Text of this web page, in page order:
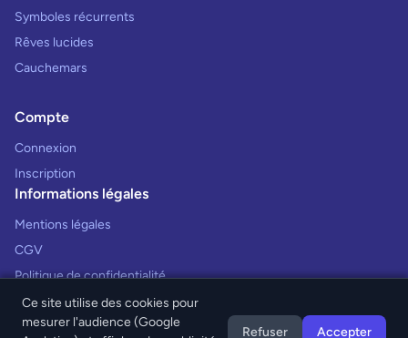
Symboles récurrents
Rêves lucides
Cauchemars
Compte
Connexion
Inscription
Informations légales
Mentions légales
CGV
Politique de confidentialité
Ce site utilise des cookies pour
mesurer l'audience (Google
Refuser Accepter